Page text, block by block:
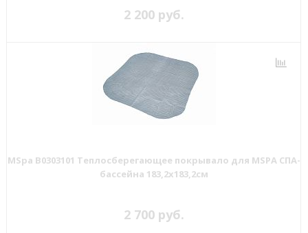
2 200 руб.
MSpa B0303101 Теплосберегающее покрывало для MSPA СПА-
бассейна 183,2х183,2см
2 700 руб.